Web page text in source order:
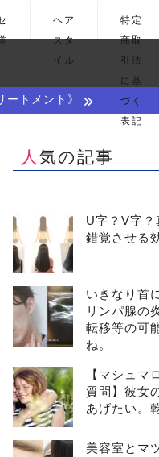
ヘア
スタ
イル
特定
商取
引法
に基
づく
表記
トメント》
人気の記事
U字？V字
錯覚させる
いきなり首
リンパ腺の
転移等の可
ね。
【マシュマ
質問】彼女
あげたい。
美容室とマ